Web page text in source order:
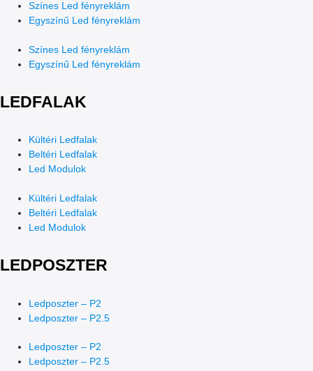
Színes Led fényreklám
Egyszínű Led fényreklám
Színes Led fényreklám
Egyszínű Led fényreklám
LEDFALAK
Kültéri Ledfalak
Beltéri Ledfalak
Led Modulok
Kültéri Ledfalak
Beltéri Ledfalak
Led Modulok
LEDPOSZTER
Ledposzter – P2
Ledposzter – P2.5
Ledposzter – P2
Ledposzter – P2.5